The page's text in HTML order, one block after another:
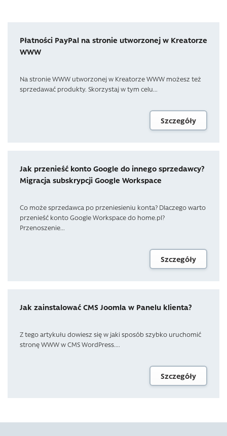
Płatności PayPal na stronie utworzonej w Kreatorze
WWW
Na stronie WWW utworzonej w Kreatorze WWW możesz też
sprzedawać produkty. Skorzystaj w tym celu...
Szczegóły
Jak przenieść konto Google do innego sprzedawcy?
Migracja subskrypcji Google Workspace
Co może sprzedawca po przeniesieniu konta? Dlaczego warto
przenieść konto Google Workspace do home.pl?
Przenoszenie...
Szczegóły
Jak zainstalować CMS Joomla w Panelu klienta?
Z tego artykułu dowiesz się w jaki sposób szybko uruchomić
stronę WWW w CMS WordPress....
Szczegóły